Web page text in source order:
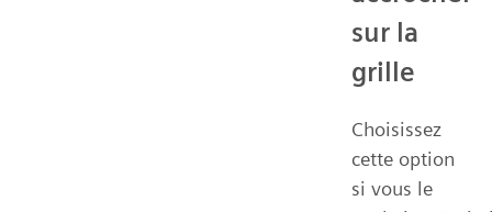
sur la
grille
Choisissez
cette option
si vous le